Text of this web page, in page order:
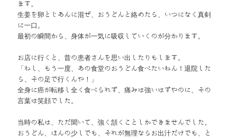
ます。
生姜を卵とじあんに混ぜ、おうどんと絡めたら、いつになく真剣
に一口。
最初の瞬間から、身体が一気に吸収していくのが分かります。
お店に行くと、昔の患者さんを思い出したりもします。
「わし、もう一度、あの食堂のおうどん食べたいねん！退院した
ら、その足で行くんや！」
全身に癌が転移し全く食べられず、痛みは強いはずやのに、その
言葉は笑顔でした。
当時の私は、ただ聞いて、強く頷くことしかできませんでした。
おうどん、ほんの少しでも、それが無理ならお出汁だけでも、と